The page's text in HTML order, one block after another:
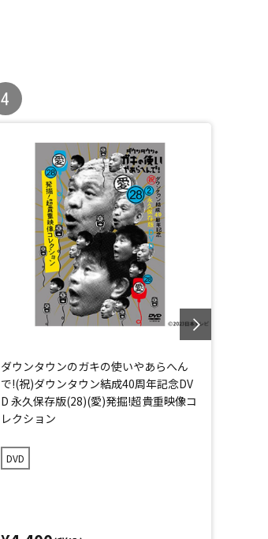
ダウンタウンのガキの使いやあらへん
で!(祝)ダウンタウン結成40周年記念DV
D 永久保存版(28)(愛)発掘!超貴重映像コ
レクション
DVD